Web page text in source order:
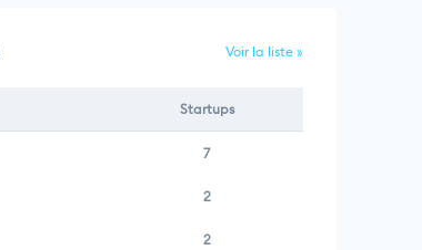
Voir la liste »
Startups
7
2
2